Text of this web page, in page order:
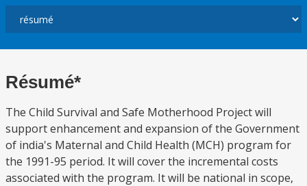
Résumé*
The Child Survival and Safe Motherhood Project will
support enhancement and expansion of the Government
of india's Maternal and Child Health (MCH) program for
the 1991-95 period. It will cover the incremental costs
associated with the program. It will be national in scope,